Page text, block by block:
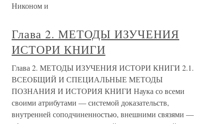
Никоном и
Глава 2. МЕТОДЫ ИЗУЧЕНИЯ
ИСТОРИ КНИГИ
Глава 2. МЕТОДЫ ИЗУЧЕНИЯ ИСТОРИ КНИГИ 2.1.
ВСЕОБЩИЙ И СПЕЦИАЛЬНЫЕ МЕТОДЫ
ПОЗНАНИЯ И ИСТОРИЯ КНИГИ Наука со всеми
своими атрибутами — системой доказательств,
внутренней соподчиненностью, внешними связями —